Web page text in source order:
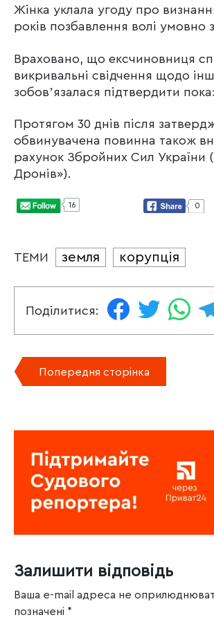
Жінка уклала угоду про
років позбавлення волі умовно
Враховано, що ексчиновниця
викривальні свідчення щодо
зобовʼязалася підтвердити
Протягом 30 днів після
обвинувачена повинна також
рахунок Збройних Сил України
Дронів»).
16 0
ТЕМИ земля корупція
Поділитися:
Попередня сторінка
Залишити відповідь
Ваша e-mail адреса не
позначені *